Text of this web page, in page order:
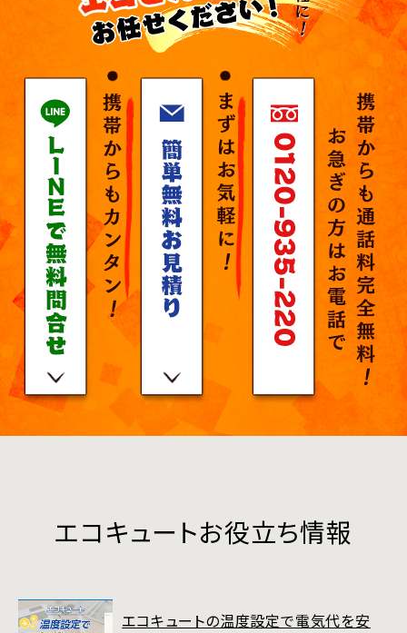
エコキュートお役立ち情報
エコキュートの温度設定で電気代を安